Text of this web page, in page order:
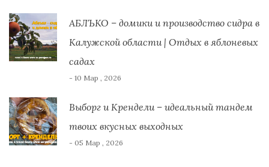
АБЛЪКО – домики и производство сидра в
Калужской области | Отдых в яблоневых
садах
- 10 Мар , 2026
Выборг и Крендели – идеальный тандем
твоих вкусных выходных
- 05 Мар , 2026